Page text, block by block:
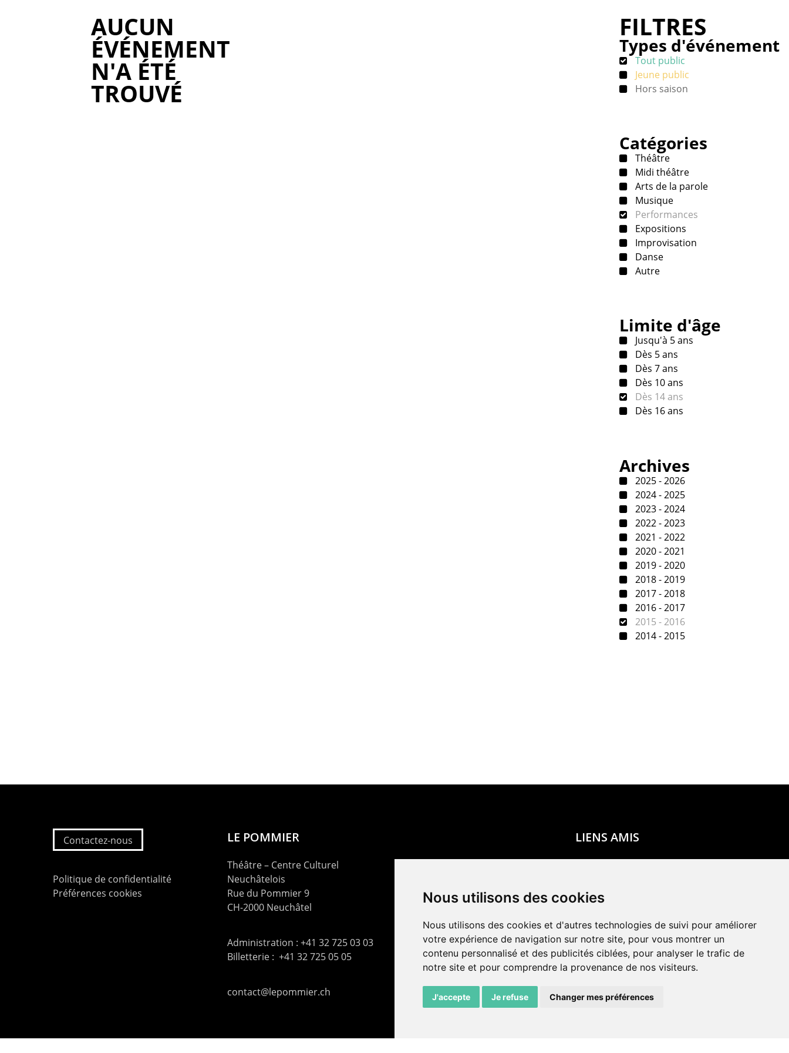
Nous utilisons des cookies
Nous utilisons des cookies et d'autres technologies de suivi pour améliorer
votre expérience de navigation sur notre site, pour vous montrer un
contenu personnalisé et des publicités ciblées, pour analyser le trafic de
notre site et pour comprendre la provenance de nos visiteurs.
J'accepte Je refuse Changer mes préférences
AUCUN
ÉVÉNEMENT
N'A ÉTÉ
TROUVÉ
FILTRES
Types d'événement
Tout public
Jeune public
Hors saison
Catégories
Théâtre
Midi théâtre
Arts de la parole
Musique
Performances
Expositions
Improvisation
Danse
Autre
Limite d'âge
Jusqu'à 5 ans
Dès 5 ans
Dès 7 ans
Dès 10 ans
Dès 14 ans
Dès 16 ans
Archives
2025 - 2026
2024 - 2025
2023 - 2024
2022 - 2023
2021 - 2022
2020 - 2021
2019 - 2020
2018 - 2019
2017 - 2018
2016 - 2017
2015 - 2016
2014 - 2015
Contactez-nous
Politique de confidentialité
Préférences cookies
LE POMMIER
Théâtre – Centre Culturel
Neuchâtelois
Rue du Pommier 9
CH-2000 Neuchâtel
Administration : +41 32 725 03 03
Billetterie : +41 32 725 05 05
contact@lepommier.ch
LIENS AMIS